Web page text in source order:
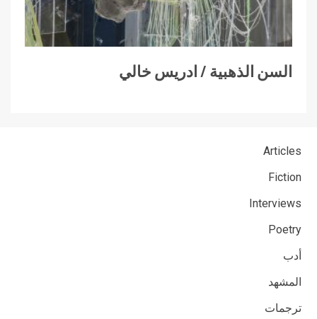
السن الذهبية / ادريس خالي
Articles
Fiction
Interviews
Poetry
أدب
المشهد
ترجمات